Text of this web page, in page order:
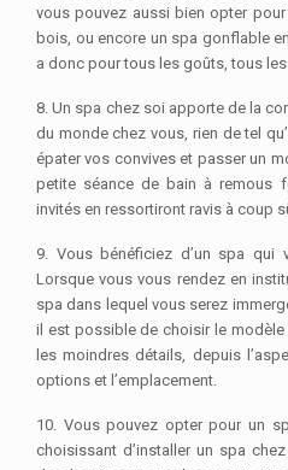
vous pouvez aussi bien opter
bois, ou encore un spa gonflable
a donc pour tous les goûts, tous
8. Un spa chez soi apporte de la
du monde chez vous, rien de tel
épater vos convives et passer un
petite séance de bain à remous
invités en ressortiront ravis à coup
9. Vous bénéficiez d’un spa qui
Lorsque vous vous rendez en
spa dans lequel vous serez
il est possible de choisir le
les moindres détails, depuis
options et l’emplacement.
10. Vous pouvez opter pour un
choisissant d’installer un spa